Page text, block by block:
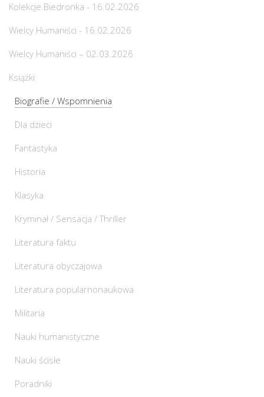
Kolekcje Biedronka - 16.02.2026
Wielcy Humaniści - 16.02.2026
Wielcy Humaniści – 02.03.2026
Książki
Biografie / Wspomnienia
Dla dzieci
Fantastyka
Historia
Klasyka
Kryminał / Sensacja / Thriller
Literatura faktu
Literatura obyczajowa
Literatura popularnonaukowa
Militaria
Nauki humanistyczne
Nauki ścisłe
Poradniki